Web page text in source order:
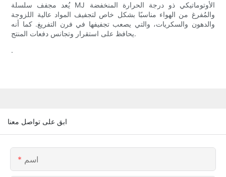
يُعد مجفف سلسلة MJ الأوتوماتيكي ذو درجة الحرارة المنخفضة
والمُفرغ من الهواء مناسبًا بشكل خاص لتجفيف المواد عالية اللزوجة
والدهون والسكريات، والتي يصعب تجفيفها في فرن التفريغ. كما أنه
يحافظ على استقرار وتجانس دفعات المنتج.
.
ابق على تواصل معنا
اسم